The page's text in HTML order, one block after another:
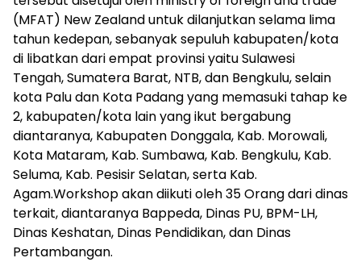
(MFAT) New Zealand untuk dilanjutkan selama lima
tahun kedepan, sebanyak sepuluh kabupaten/kota
di libatkan dari empat provinsi yaitu Sulawesi
Tengah, Sumatera Barat, NTB, dan Bengkulu, selain
kota Palu dan Kota Padang yang memasuki tahap ke
2, kabupaten/kota lain yang ikut bergabung
diantaranya, Kabupaten Donggala, Kab. Morowali,
Kota Mataram, Kab. Sumbawa, Kab. Bengkulu, Kab.
Seluma, Kab. Pesisir Selatan, serta Kab.
Agam.Workshop akan diikuti oleh 35 Orang dari dinas
terkait, diantaranya Bappeda, Dinas PU, BPM-LH,
Dinas Keshatan, Dinas Pendidikan, dan Dinas
Pertambangan.